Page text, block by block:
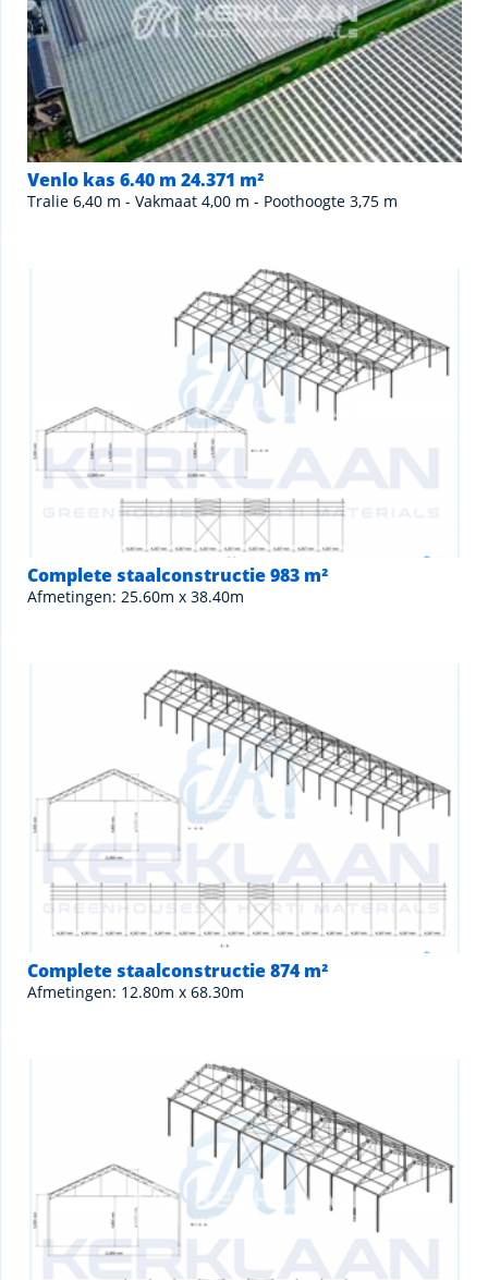
Venlo kas 6.40 m 24.371 m²
Tralie 6,40 m - Vakmaat 4,00 m - Poothoogte 3,75 m
Complete staalconstructie 983 m²
Afmetingen: 25.60m x 38.40m
Complete staalconstructie 874 m²
Afmetingen: 12.80m x 68.30m